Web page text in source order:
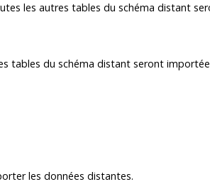
les autres tables du schéma distant
tables du schéma distant seront
les données distantes.